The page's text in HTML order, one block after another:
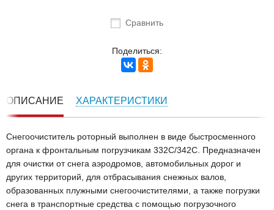
Сравнить
Поделиться:
ОПИСАНИЕ ХАРАКТЕРИСТИКИ
Снегоочиститель роторный выполнен в виде быстросменного
органа к фронтальным погрузчикам 332С/342С. Предназначен
для очистки от снега аэродромов, автомобильных дорог и
других территорий, для отбрасывания снежных валов,
образованных плужными снегоочистителями, а также погрузки
снега в транспортные средства с помощью погрузочного